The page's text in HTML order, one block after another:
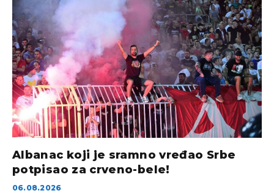
Albanac koji je sramno vređao Srbe
potpisao za crveno-bele!
06.08.2026